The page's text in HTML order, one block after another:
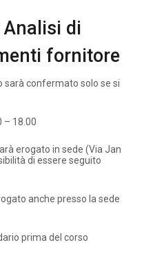
di
fornitore
sarà confermato solo se si
– 18.00
erogato in sede (Via Jan
di essere seguito
anche presso la sede
prima del corso